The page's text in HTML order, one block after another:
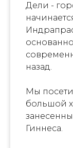
Дели -
назад.
Мы
большой
Гиннеса.